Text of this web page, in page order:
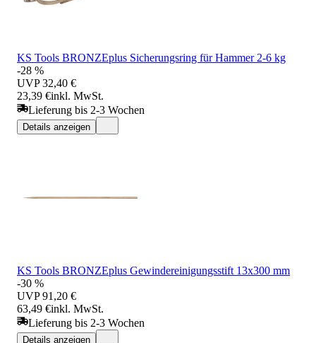
KS Tools BRONZEplus Sicherungsring für Hammer 2-6 kg
-28 %
UVP 32,40 €
23,39 €inkl. MwSt.
Lieferung bis 2-3 Wochen
Details anzeigen
KS Tools BRONZEplus Gewindereinigungsstift 13x300 mm
-30 %
UVP 91,20 €
63,49 €inkl. MwSt.
Lieferung bis 2-3 Wochen
Details anzeigen